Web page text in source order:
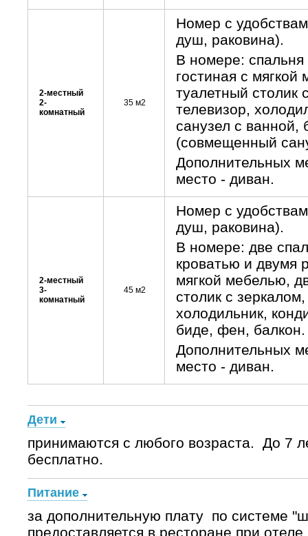
2-местный
2-
комнатный
35 м2
Номер с
душ, раковина).
В номере: спальня
гостиная с
туалетный столик
телевизор,
санузел с ванной,
(совмещенный
Дополнительных
место - диван.
2-местный
3-
комнатный
45 м2
Номер с
душ, раковина).
В номере: две
кроватью и двумя
мягкой мебелью,
столик с
холодильник,
биде, фен, балкон.
Дополнительных
место - диван.
Дети
принимаются с любого возраста. До 7
бесплатно.
Питание
за дополнительную плату по системе
предоставляется в ресторане при